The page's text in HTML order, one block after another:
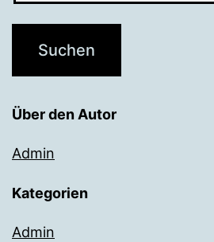
Über den Autor
Admin
Kategorien
Admin